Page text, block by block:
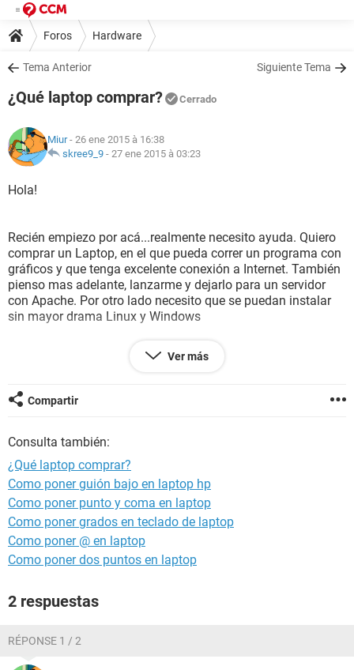
Foros Hardware
Tema Anterior Siguiente Tema
¿Qué laptop comprar? Cerrado
Miur- 26 ene 2015 à 16:38
skree9_9 - 27 ene 2015 à 03:23
Hola!
Recién empiezo por acá...realmente necesito ayuda. Quiero
comprar un Laptop, en el que pueda correr un programa con
gráficos y que tenga excelente conexión a Internet. También
pienso mas adelante, lanzarme y dejarlo para un servidor
con Apache. Por otro lado necesito que se puedan instalar
sin mayor drama Linux y Windows
Ver más
Compartir
Consulta también:
¿Qué laptop comprar?
Como poner guión bajo en laptop hp
Como poner punto y coma en laptop
Como poner grados en teclado de laptop
Como poner @ en laptop
Como poner dos puntos en laptop
2 respuestas
RÉPONSE 1 / 2